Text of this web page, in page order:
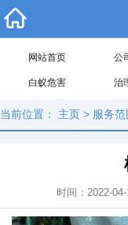
网站首页 公
白蚁危害 治
当前位置： 主页 > 服务范
时间：2022-